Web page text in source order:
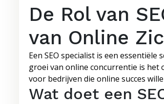
De Rol van
van Online
Een SEO specialist is een
groei van online concurrentie is het
voor bedrijven die online succes
Wat doet een